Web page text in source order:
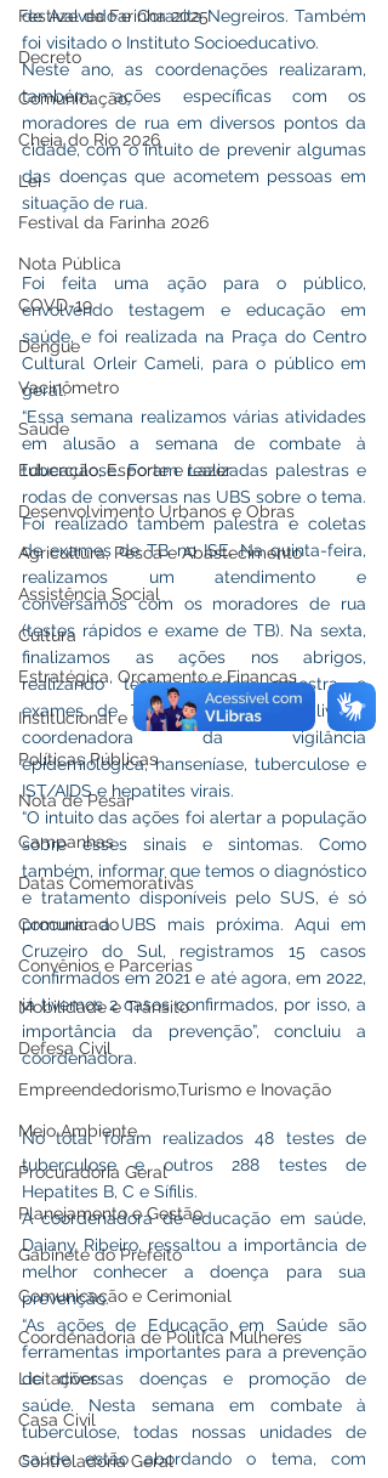
Festival da Farinha 2025
Decreto
Comunicação
Cheia do Rio 2026
Lei
Festival da Farinha 2026
Nota Pública
COVD-19
Dengue
Vacinômetro
Saúde
Educação, Esporte e Lazer
Desenvolvimento Urbanos e Obras
Agricultura, Pesca e Abastecimento
Assistência Social
Cultura
Estratégica, Orçamento e Finanças
Institucional e Governo
Políticas Públicas
Nota de Pesar
Campanhas
Datas Comemorativas
Comunicado
Convênios e Parcerias
Mobilidade e Trânsito
Defesa Civil
Empreendedorismo,Turismo e Inovação
Meio Ambiente
Procuradoria Geral
Planejamento e Gestão
Gabinete do Prefeito
Comunicação e Cerimonial
Coordenadoria de Politica Mulheres
Licitações
Casa Civil
Controladoria Geral
de Azevedo e Corazita Negreiros. Também
foi visitado o Instituto Socioeducativo.
Neste ano, as coordenações realizaram,
também, ações específicas com os
moradores de rua em diversos pontos da
cidade, com o intuito de prevenir algumas
das doenças que acometem pessoas em
situação de rua.
Foi feita uma ação para o público,
envolvendo testagem e educação em
saúde, e foi realizada na Praça do Centro
Cultural Orleir Cameli, para o público em
geral.
“Essa semana realizamos várias atividades
em alusão a semana de combate à
tuberculose. Foram realizadas palestras e
rodas de conversas nas UBS sobre o tema.
Foi realizado também palestra e coletas
de exames de TB no ISE. Na quinta-feira,
realizamos um atendimento e
conversamos com os moradores de rua
(testes rápidos e exame de TB). Na sexta,
finalizamos as ações nos abrigos,
realizando testes rápidos, palestra e
exames de TB”, disse Rafaela Oliveira,
coordenadora da vigilância
epidemiológica, hanseníase, tuberculose e
IST/AIDS e hepatites virais.
“O intuito das ações foi alertar a população
sobre esses sinais e sintomas. Como
também, informar que temos o diagnóstico
e tratamento disponíveis pelo SUS, é só
procurar a UBS mais próxima. Aqui em
Cruzeiro do Sul, registramos 15 casos
confirmados em 2021 e até agora, em 2022,
já tivemos 2 casos confirmados, por isso, a
importância da prevenção”, concluiu a
coordenadora.
No total foram realizados 48 testes de
tuberculose e outros 288 testes de
Hepatites B, C e Sífilis.
A coordenadora de educação em saúde,
Daiany Ribeiro, ressaltou a importância de
melhor conhecer a doença para sua
prevenção.
“As ações de Educação em Saúde são
ferramentas importantes para a prevenção
de diversas doenças e promoção de
saúde. Nesta semana em combate à
tuberculose, todas nossas unidades de
saúde estão abordando o tema, com